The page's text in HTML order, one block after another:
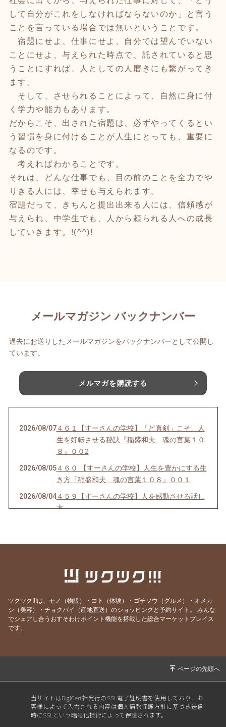
して自分がこれをしなければならないのか」と言う
ことを言っている場合では無いということです。
宿題にせよ、仕事にせよ、自分では望んでいない
ことにせよ、与えられた時点で、託されていると思
うことにすれば、人としての人磨きにも繋がってき
ます。
そして、させられることによって、自然に身に付
く学力や能力もあります。
だからこそ、出された宿題は、必ずやってくるとい
う習慣を身に付けることが人生にとっても、重要に
なるのです。
考えればわかることです。
それは、どんな仕事でも、目の前のことを全力でや
りきる人には、幸せも与えられます。
宿題だって、きちんと提出出来る人には、信頼感が
与えられ、中学生でも、人から頼られる人への成長
していきます。!(^^)!
メールマガジン バックナンバー
過去にお送りしたメールマガジンをバックナンバーとして公開し
ています。
メルマガを購読する
2026/08/07４６１【すーさんの学校】「ど真剣」こそ、人
生を好転させる秘訣『稲盛和夫 魂の言葉１０
８』００2
2026/08/05４６０ 【すーさんの学校】人生を豊かにする生
き方『稲盛和夫 魂の言葉１０８』００１
2026/08/04４５９【すーさんの学校】人を感動させる話し
方
４５６【すーさんの学校】「知覚動考（ともか
2026/07/31４５５【すーさんの学校】心にスニーカーをは
いて
2026/07/29４５３【すーさんの学校】理屈はいらない
４５２【すーさんの学校】徹底的に見る
2026/07/25 ４５０【すーさんの学校】労働ではなく喜働
ツクツク!!!は、モノ（物販）・コト（体験）・ゴチソウ（グルメ）・オメカ
シ（美容）・チョクバイ（産地直送）のショッピングと予約サイト。
みんな
でシェアし合うおすそわけポイント機能を搭載した総合マーケットプレイス
です。
当サイトはDigiCert社発行のSSL電子証明書を使用しており、お
客様によって入力される内容は個人情報保護方針に基づき送信
時にSSLという暗号化技術によって保護されます。